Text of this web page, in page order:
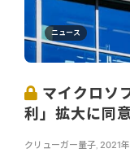
ニュース
マイクロソ
利」拡大に同
クリューガー量子 2021